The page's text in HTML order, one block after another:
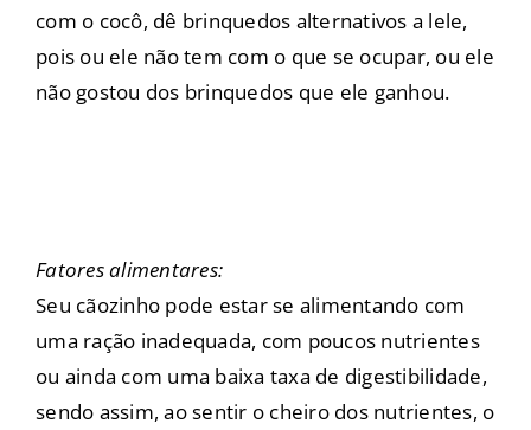
com o cocô, dê brinquedos alternativos a lele,
pois ou ele não tem com o que se ocupar, ou ele
não gostou dos brinquedos que ele ganhou.
Fatores alimentares:
Seu cãozinho pode estar se alimentando com
uma ração inadequada, com poucos nutrientes
ou ainda com uma baixa taxa de digestibilidade,
sendo assim, ao sentir o cheiro dos nutrientes, o